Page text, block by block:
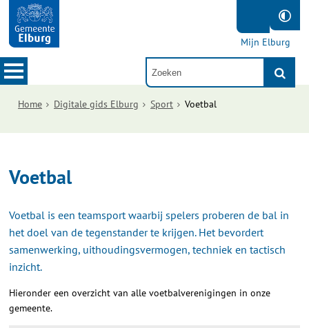
Mijn Elburg
Home Digitale gids Elburg Sport Voetbal
Voetbal
Voetbal is een teamsport waarbij spelers proberen de bal in
het doel van de tegenstander te krijgen. Het bevordert
samenwerking, uithoudingsvermogen, techniek en tactisch
inzicht.
Hieronder een overzicht van alle voetbalverenigingen in onze
gemeente.